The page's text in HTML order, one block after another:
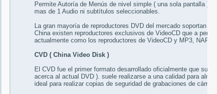
Permite Autoría de Menús de nivel simple ( una sola pantalla )
mas de 1 Audio ni subtítulos seleccionables.
La gran mayoría de reproductores DVD del mercado soportan
China existen reproductores exclusivos de VideoCD que a
actualmente como los reproductores de VideoCD y MP3,
CVD ( China Video Disk )
El CVD fue el primer formato desarrollado oficialmente que
acerca al actual DVD ). suele realizarse a una calidad para
ideal para realizar copias de seguridad de grabaciones de